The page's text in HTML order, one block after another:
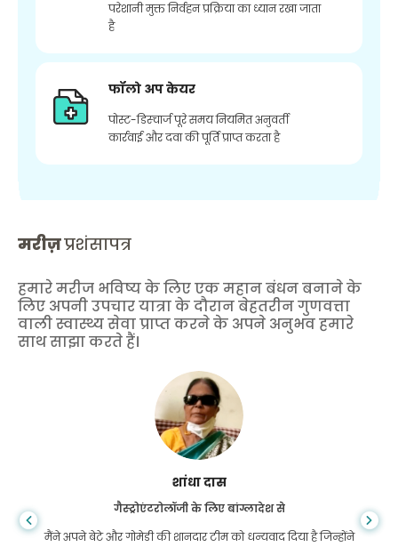
परेशानी मुक्त निर्वहन प्रक्रिया का ध्यान रखा जाता
है
फॉलो अप केयर
पोस्ट-डिस्चार्ज पूरे समय नियमित अनुवर्ती
कार्रवाई और दवा की पूर्ति प्राप्त करता है
मरीज़प्रशंसापत्र
हमारे मरीज भविष्य के लिए एक महान बंधन बनाने के
लिए अपनी उपचार यात्रा के दौरान बेहतरीन गुणवत्ता
वाली स्वास्थ्य सेवा प्राप्त करने के अपने अनुभव हमारे
साथ साझा करते हैं।
शांधा दास
गैस्ट्रोएंटरोलॉजी के लिए बांग्लादेश से
मैंने अपने बेटे और गोमेडी की शानदार टीम को धन्यवाद दिया है जिन्होंने